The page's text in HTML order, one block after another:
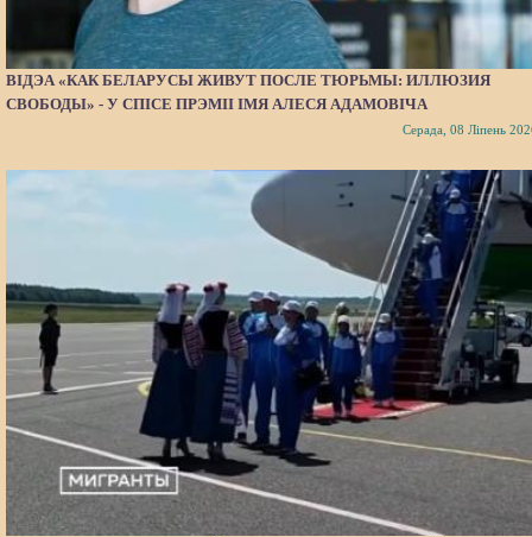
ВІДЭА «КАК БЕЛАРУСЫ ЖИВУТ ПОСЛЕ ТЮРЬМЫ: ИЛЛЮЗИЯ
СВОБОДЫ» - У СПІСЕ ПРЭМІІ ІМЯ АЛЕСЯ АДАМОВІЧА
Серада, 08 Ліпень